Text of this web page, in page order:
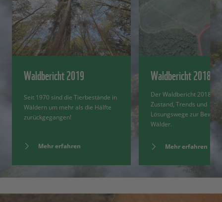
Waldbericht 2019
Seit 1970 sind die Tierbestände in
Wäldern um mehr als die Hälfte
zurückgegangen!
Mehr erfahren
Waldbericht 2018
Der Waldbericht 2018
Zustand, Trends und
Lösungswege zur
Wälder.
Mehr erfahren